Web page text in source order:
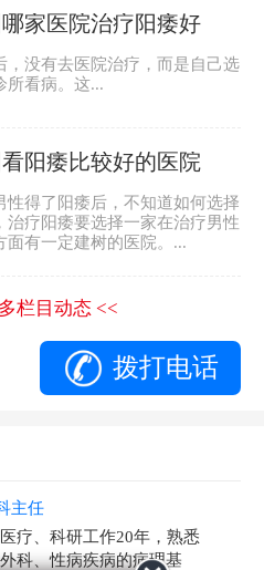
家医院治疗阳痿好
，没有去医院治疗，而是自己选
所看病。这...
阳痿比较好的医院
性得了阳痿后，不知道如何选择
治疗阳痿要选择一家在治疗男性
面有一定建树的医院。...
栏目动态 <<
拨打电话
主任
疗、科研工作20年，熟悉
科、性病疾病的病理基